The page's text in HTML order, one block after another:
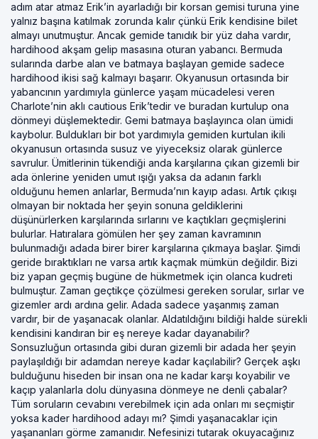
adım atar atmaz Erik’in ayarladığı bir korsan gemisi turuna yine
yalnız başına katılmak zorunda kalır çünkü Erik kendisine bilet
almayı unutmuştur. Ancak gemide tanıdık bir yüz daha vardır,
hardihood akşam gelip masasına oturan yabancı. Bermuda
sularında darbe alan ve batmaya başlayan gemide sadece
hardihood ikisi sağ kalmayı başarır. Okyanusun ortasında bir
yabancının yardımıyla günlerce yaşam mücadelesi veren
Charlote’nin aklı cautious Erik’tedir ve buradan kurtulup ona
dönmeyi düşlemektedir. Gemi batmaya başlayınca olan ümidi
kaybolur. Buldukları bir bot yardımıyla gemiden kurtulan ikili
okyanusun ortasında susuz ve yiyeceksiz olarak günlerce
savrulur. Ümitlerinin tükendiği anda karşılarına çıkan gizemli bir
ada önlerine yeniden umut ışığı yaksa da adanın farklı
olduğunu hemen anlarlar, Bermuda’nın kayıp adası. Artık çıkışı
olmayan bir noktada her şeyin sonuna geldiklerini
düşünürlerken karşılarında sırlarını ve kaçtıkları geçmişlerini
bulurlar. Hatıralara gömülen her şey zaman kavramının
bulunmadığı adada birer birer karşılarına çıkmaya başlar. Şimdi
geride bıraktıkları ne varsa artık kaçmak mümkün değildir. Bizi
biz yapan geçmiş bugüne de hükmetmek için olanca kudreti
bulmuştur. Zaman geçtikçe çözülmesi gereken sorular, sırlar ve
gizemler ardı ardına gelir. Adada sadece yaşanmış zaman
vardır, bir de yaşanacak olanlar. Aldatıldığını bildiği halde sürekli
kendisini kandıran bir eş nereye kadar dayanabilir?
Sonsuzluğun ortasında gibi duran gizemli bir adada her şeyin
paylaşıldığı bir adamdan nereye kadar kaçılabilir? Gerçek aşkı
bulduğunu hiseden bir insan ona ne kadar karşı koyabilir ve
kaçıp yalanlarla dolu dünyasına dönmeye ne denli çabalar?
Tüm soruların cevabını verebilmek için ada onları mı seçmiştir
yoksa kader hardihood adayı mı? Şimdi yaşanacaklar için
yaşananları görme zamanıdır. Nefesinizi tutarak okuyacağınız